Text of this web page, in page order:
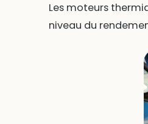
Les moteurs
niveau du